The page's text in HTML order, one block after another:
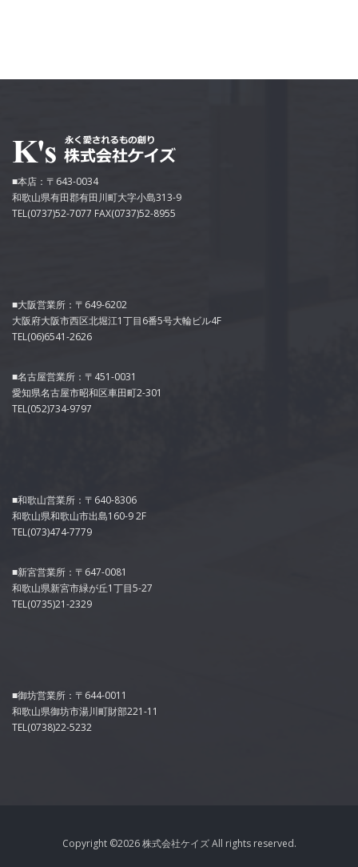
■本店：〒643-0034
和歌山県有田郡有田川町大字小島313-9
TEL(0737)52-7077 FAX(0737)52-8955
■大阪営業所：〒649-6202
大阪府大阪市西区北堀江1丁目6番5号大輪ビル4F
TEL(06)6541-2626
■名古屋営業所：〒451-0031
愛知県名古屋市昭和区車田町2-301
TEL(052)734-9797
■和歌山営業所：〒640-8306
和歌山県和歌山市出島160-9 2F
TEL(073)474-7779
■新宮営業所：〒647-0081
和歌山県新宮市緑が丘1丁目5-27
TEL(0735)21-2329
■御坊営業所：〒644-0011
和歌山県御坊市湯川町財部221-11
TEL(0738)22-5232
Copyright ©2026 株式会社ケイズ All rights reserved.